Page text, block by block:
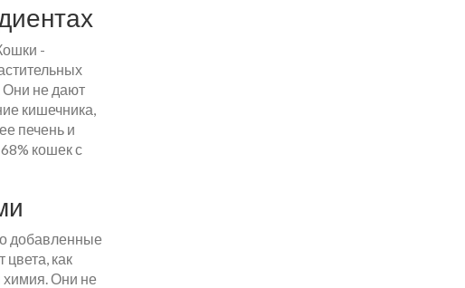
-
Они не дают
кишечника,
печень и
кошек с
добавленные
как
химия. Они не